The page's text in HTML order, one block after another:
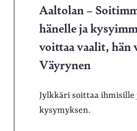
Aaltolan –
hänelle ja
voittaa vaalit, hän
Väyrynen
Jylkkäri soittaa ihmisille
kysymyksen.